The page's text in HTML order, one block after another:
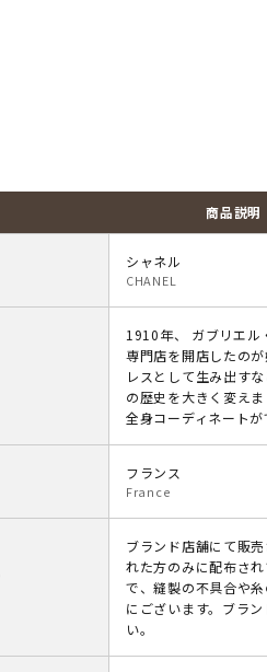
商品説明
シャネル
CHANEL
1910年、 ガブリエル
専門店を開店したの
レスとして生み出す
の歴史を大きく変え
全身コーディネート
フランス
France
ブランド店舗にて販
れた方のみに配布さ
で、縫製の不具合や
にございます。ブラ
い。